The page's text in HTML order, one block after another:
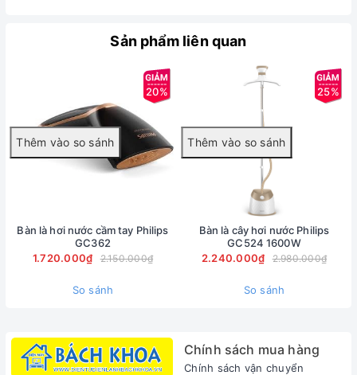
1.786kg
Kích thước 13.5 x 33.5 x 17.5 cm
MÔ TẢ SẢN PHẨM
Sản phẩm liên quan
20%
Bàn là hơi nước cầm tay Philips
GC362
1.720.000₫
2.150.000₫
So sánh
25%
Bàn là cây hơi nước Philips
GC524 1600W
2.240.000₫
2.980.000₫
So sánh
Chính sách mua hàng
Chính sách vận chuyển